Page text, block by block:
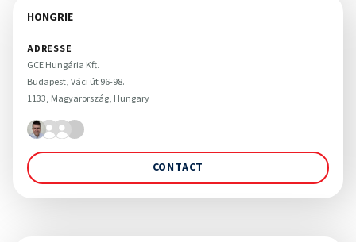
HONGRIE
ADRESSE
GCE Hungária Kft.
Budapest, Váci út 96-98.
1133, Magyarország, Hungary
CONTACT